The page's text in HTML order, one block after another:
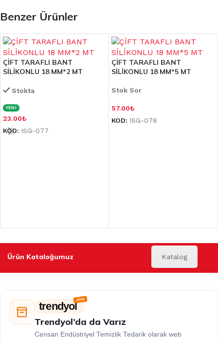
Benzer Ürünler
ÇİFT TARAFLI BANT
SİLİKONLU 18 MM*2 MT
Stokta
YENİ
23.00₺
KOD: ISG-077
ÇİFT TARAFLI BANT
SİLİKONLU 18 MM*5 MT
Stok Sor
57.00₺
KOD: ISG-078
Ürün Kataloğumuz Katalog
trendyol
Trendyol’da da Varız
Censan Endüstriyel Temizlik Tedarik olarak web